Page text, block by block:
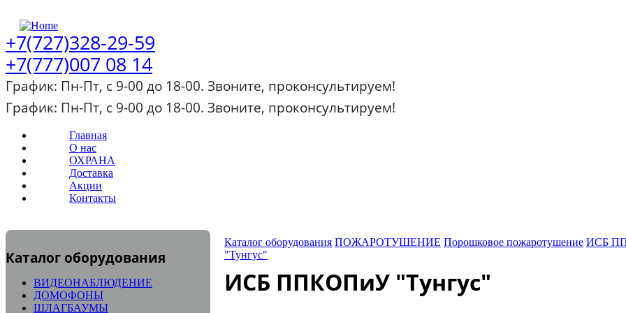
+7(727)328-29-59
+7(777)007 08 14
График: Пн-Пт, с 9-00 до 18-00. Звоните, проконсультируем!
График: Пн-Пт, с 9-00 до 18-00. Звоните, проконсультируем!
Главная
О нас
ОХРАНА
Доставка
Акции
Контакты
Каталог оборудования
ВИДЕОНАБЛЮДЕНИЕ
ДОМОФОНЫ
ШЛАГБАУМЫ
Каталог оборудования ПОЖАРОТУШЕНИЕ Порошковое пожаротушение ИСБ
"Тунгус"
ИСБ ППКОПиУ "Тунгус"